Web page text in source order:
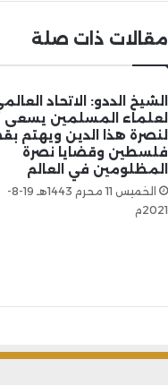
مقالات ذات صلة
الشيخ الددو: الاتحاد
لعلماء المسلمين يسعى
لنصرة هذا الدين ويهتم
فلسطين وقضايا نصرة
المظلومين في العالم
الخميس 11 محرم 1443هـ 19-8-
2021م